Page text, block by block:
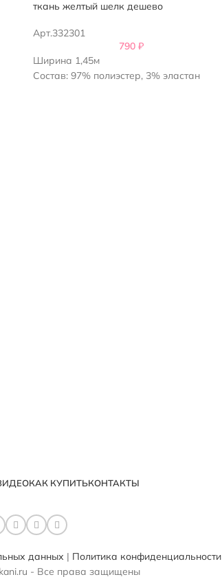
ткань желтый шелк дешево
Арт.332301
790 ₽
Ширина 1,45м
Состав: 97% полиэстер, 3% эластан
КАК КУПИТЬКОНТАКТЫ
данных | Политика конфиденциальности
- Все права защищены